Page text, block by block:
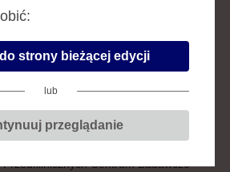
PIOTR BUSZMAN
wicedyrektor ds. badań
przedklinicznych CBR, kierownik,
Centrum Badawczo-Rozwojowe
American Heart of Poland SA
Centrum Badawczo-
strony bieżącej edycji
lub
przeglądanie